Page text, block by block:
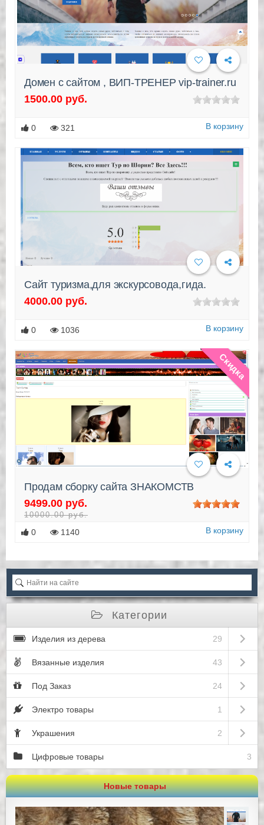
Домен с сайтом , ВИП-ТРЕНЕР vip-trainer.ru
1500.00 руб.
0 321 В корзину
Сайт туризма,для экскурсовода,гида.
4000.00 руб.
0 1036 В корзину
Скидка
Продам сборку сайта ЗНАКОМСТВ
9499.00 руб.
10000.00 руб.
0 1140 В корзину
Категории
Open
29
Изделия из дерева
Open
43
Вязанные изделия
Open
24
Под Заказ
Open
1
Электро товары
Open
2
Украшения
3
Цифровые товары
Новые товары